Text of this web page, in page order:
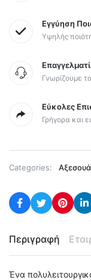
Εγγύηση
Υψηλής
Γνωρίζουμε
Εύκολες
Γρήγορα και
Categories:
Περιγραφή
Ένα